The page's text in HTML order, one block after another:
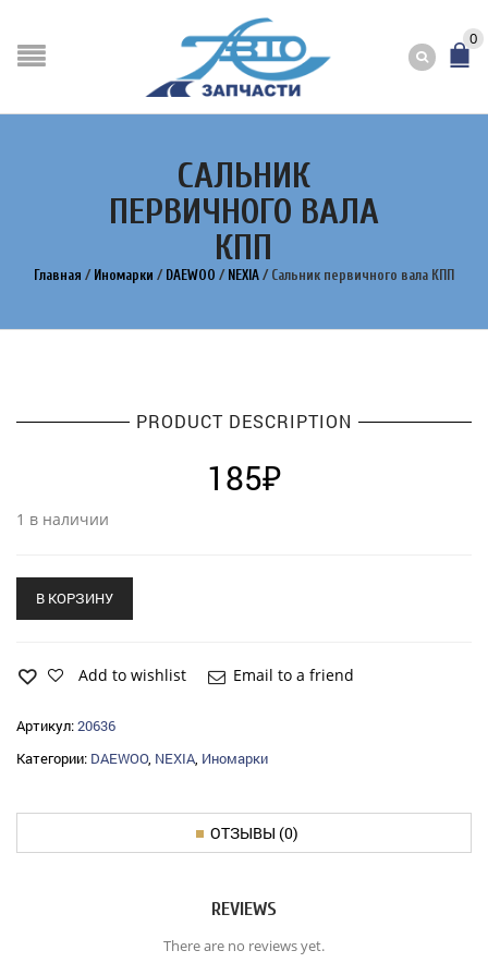
0
САЛЬНИК
ПЕРВИЧНОГО ВАЛА
КПП
Главная / Иномарки / DAEWOO / NEXIA / Сальник первичного вала КПП
PRODUCT DESCRIPTION
185₽
1 в наличии
В КОРЗИНУ
Add to wishlist Email to a friend
Артикул:20636
Категории: DAEWOO, NEXIA, Иномарки
ОТЗЫВЫ (0)
REVIEWS
There are no reviews yet.